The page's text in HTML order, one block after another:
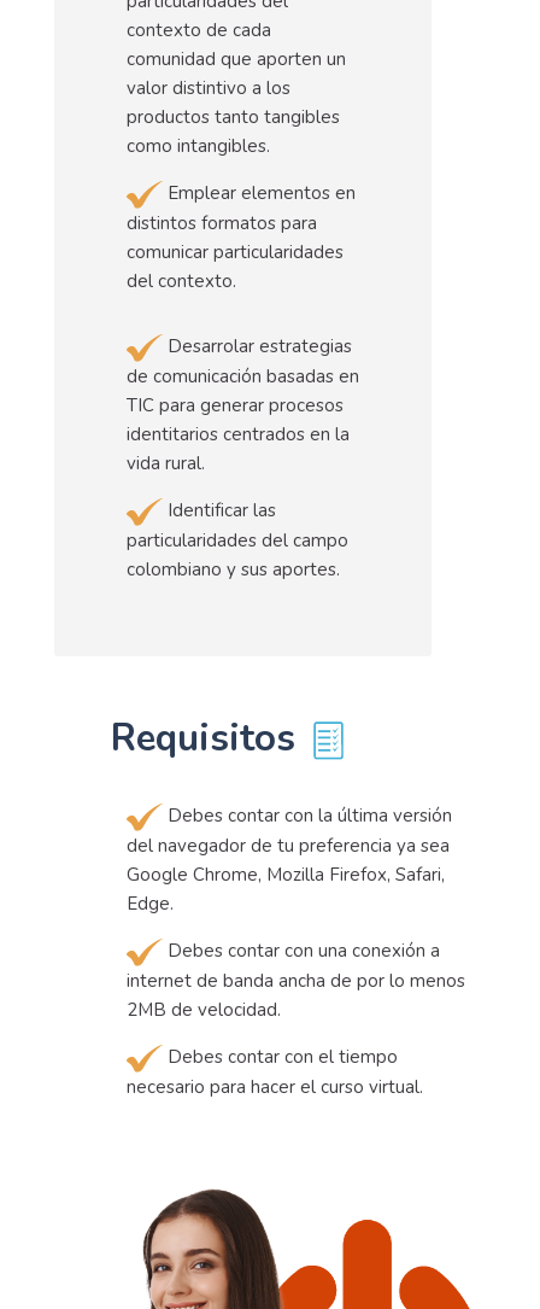
contexto de cada
comunidad que aporten un
valor distintivo a los
productos tanto tangibles
como intangibles.
Emplear elementos en
distintos formatos para
comunicar particularidades
del contexto.
Desarrolar estrategias
de comunicación basadas en
TIC para generar procesos
identitarios centrados en la
vida rural.
Identificar las
particularidades del campo
colombiano y sus aportes.
Requisitos
Debes contar con la última versión
del navegador de tu preferencia ya sea
Google Chrome, Mozilla Firefox, Safari,
Edge.
Debes contar con una conexión a
internet de banda ancha de por lo menos
2MB de velocidad.
Debes contar con el tiempo
necesario para hacer el curso virtual.